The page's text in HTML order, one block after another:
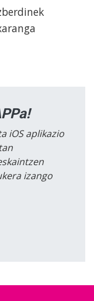
iOS aplikazio
izango